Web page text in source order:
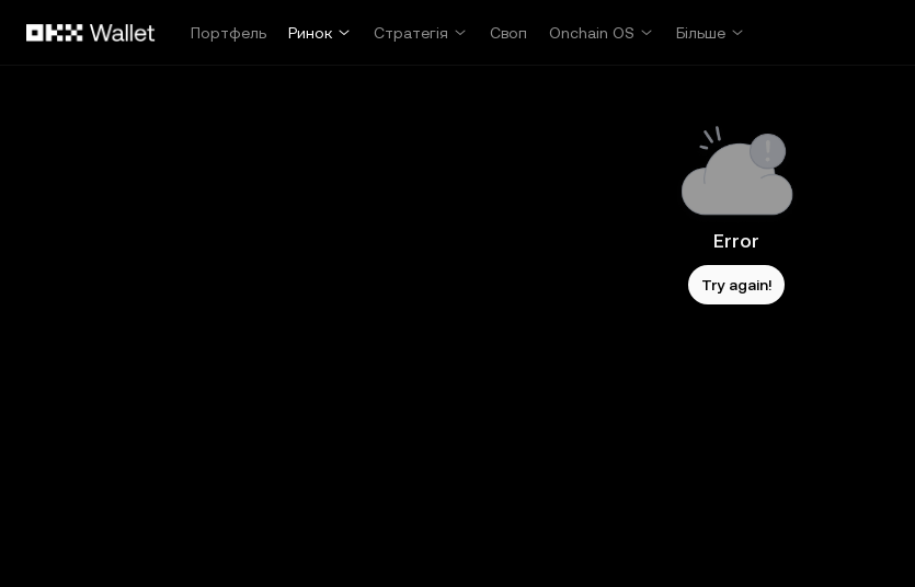
Портфель
Ринок Стратегія Своп Onchain OS Більше
Error
Try again!